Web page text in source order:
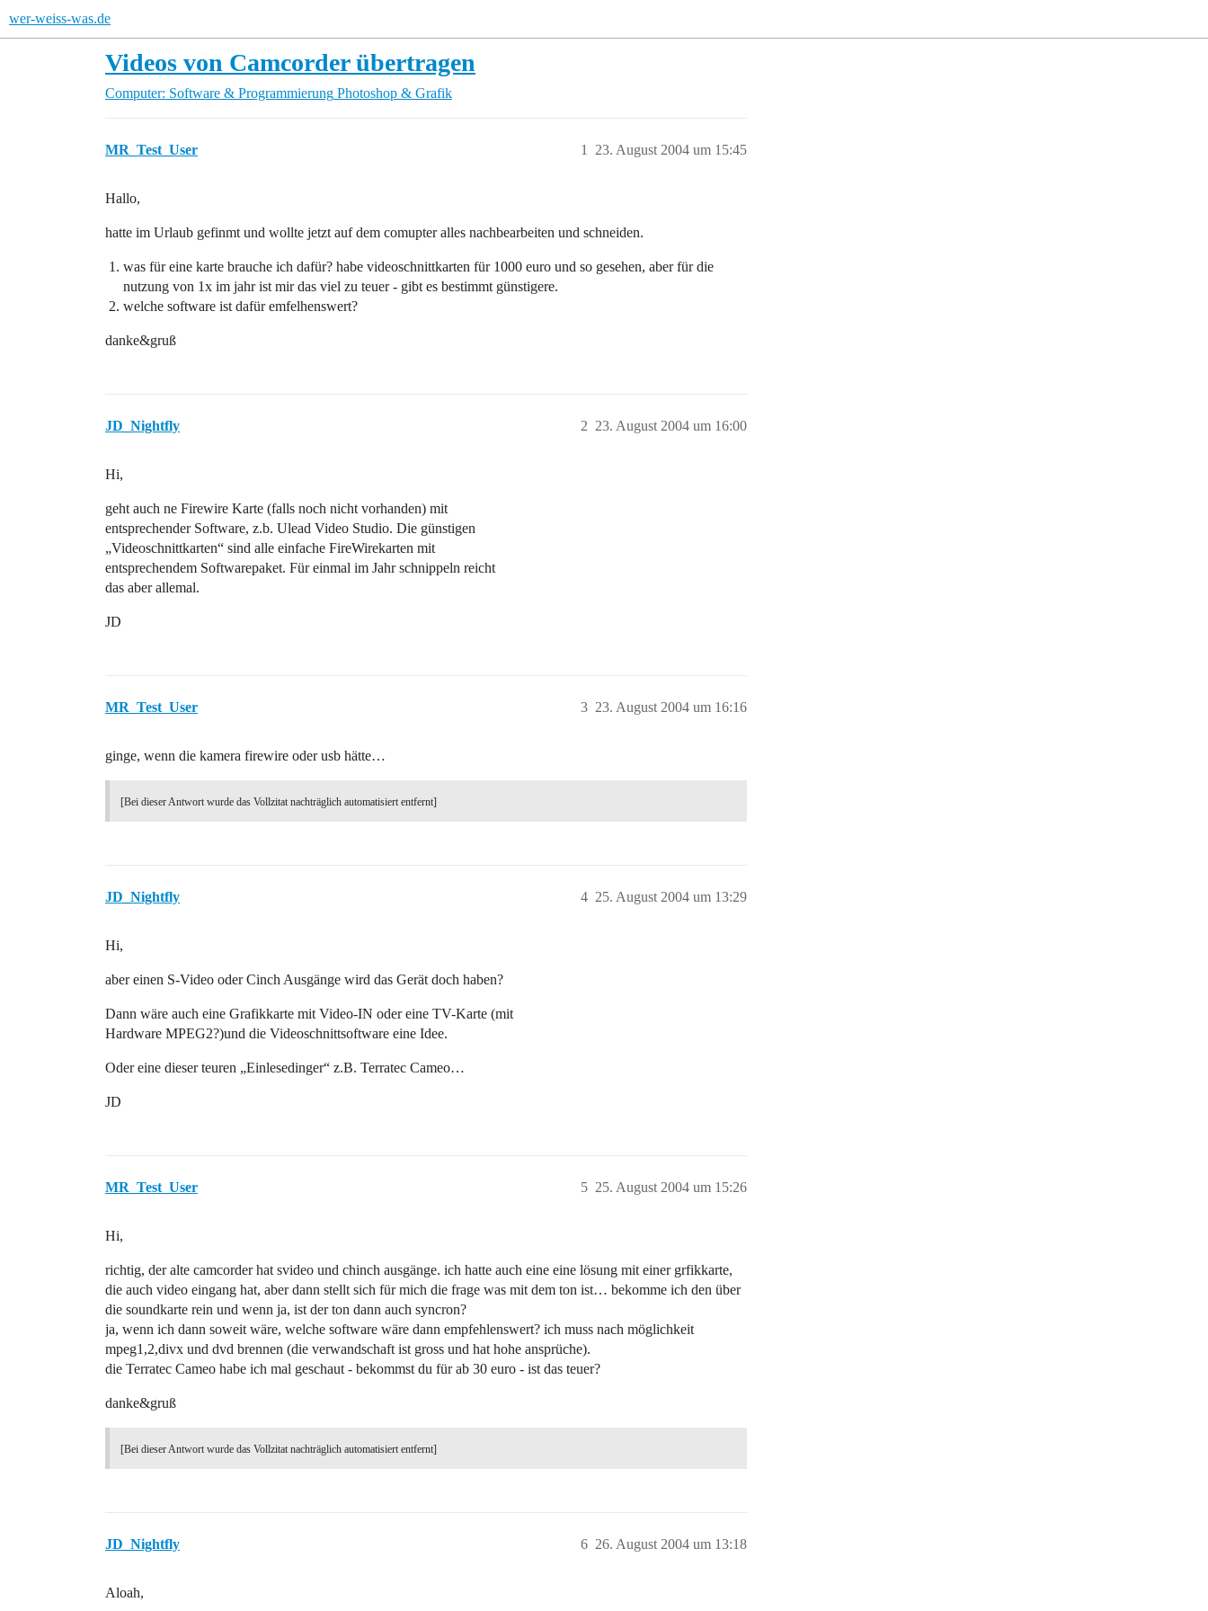
wer-weiss-was.de
Videos von Camcorder übertragen
Computer: Software & Programmierung Photoshop & Grafik
MR_Test_User 23. August 2004 um 15:45
1
Hallo,
hatte im Urlaub gefinmt und wollte jetzt auf dem comupter alles nachbearbeiten und schneiden.
was für eine karte brauche ich dafür? habe videoschnittkarten für 1000 euro und so gesehen, aber für die
nutzung von 1x im jahr ist mir das viel zu teuer - gibt es bestimmt günstigere.
welche software ist dafür emfelhenswert?
danke&gruß
JD_Nightfly 23. August 2004 um 16:00
2
Hi,
geht auch ne Firewire Karte (falls noch nicht vorhanden) mit
entsprechender Software, z.b. Ulead Video Studio. Die günstigen
„Videoschnittkarten“ sind alle einfache FireWirekarten mit
entsprechendem Softwarepaket. Für einmal im Jahr schnippeln reicht
das aber allemal.
JD
MR_Test_User 23. August 2004 um 16:16
3
ginge, wenn die kamera firewire oder usb hätte…
[Bei dieser Antwort wurde das Vollzitat nachträglich automatisiert entfernt]
JD_Nightfly 25. August 2004 um 13:29
4
Hi,
aber einen S-Video oder Cinch Ausgänge wird das Gerät doch haben?
Dann wäre auch eine Grafikkarte mit Video-IN oder eine TV-Karte (mit
Hardware MPEG2?)und die Videoschnittsoftware eine Idee.
Oder eine dieser teuren „Einlesedinger“ z.B. Terratec Cameo…
JD
MR_Test_User 25. August 2004 um 15:26
5
Hi,
richtig, der alte camcorder hat svideo und chinch ausgänge. ich hatte auch eine eine lösung mit einer grfikkarte,
die auch video eingang hat, aber dann stellt sich für mich die frage was mit dem ton ist… bekomme ich den über
die soundkarte rein und wenn ja, ist der ton dann auch syncron?
ja, wenn ich dann soweit wäre, welche software wäre dann empfehlenswert? ich muss nach möglichkeit
mpeg1,2,divx und dvd brennen (die verwandschaft ist gross und hat hohe ansprüche).
die Terratec Cameo habe ich mal geschaut - bekommst du für ab 30 euro - ist das teuer?
danke&gruß
[Bei dieser Antwort wurde das Vollzitat nachträglich automatisiert entfernt]
JD_Nightfly 26. August 2004 um 13:18
6
Aloah,